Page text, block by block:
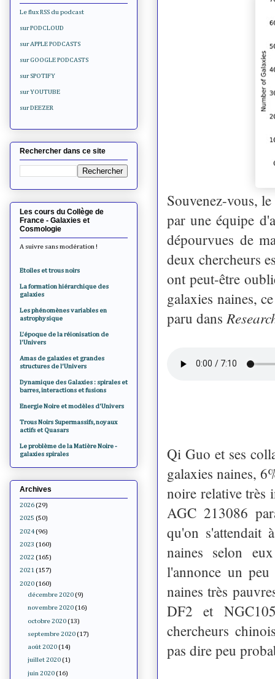
Souvenez-vous,
par une équipe
dépourvues de
deux chercheurs
ont peut-être
galaxies naines,
paru dans
Qi Guo et ses
galaxies naines,
noire relative très
AGC 213086
qu'on s'attendait
naines selon
l'annonce un peu
naines très
DF2 et
chercheurs
pas dire peu
Le flux RSS du podcast
sur PODCLOUD
sur APPLE PODCASTS
sur GOOGLE PODCASTS
sur SPOTIFY
sur YOUTUBE
sur DEEZER
Rechercher dans ce site
Les cours du Collège de
France - Galaxies et
Cosmologie
A suivre sans modération !
Etoiles et trous noirs
La formation hiérarchique des
galaxies
Les phénomènes variables en
astrophysique
L'époque de la réionisation de
l'Univers
Amas de galaxies et grandes
structures de l'Univers
Dynamique des Galaxies : spirales et
barres, interactions et fusions
Energie Noire et modèles d'Univers
Trous Noirs Supermassifs, noyaux
actifs et Quasars
Le problème de la Matière Noire -
galaxies spirales
Archives
2026 (29)
2025 (50)
2024 (96)
2023 (160)
2022 (165)
2021 (157)
2020 (160)
décembre 2020 (9)
novembre 2020 (16)
octobre 2020 (13)
septembre 2020 (17)
août 2020 (14)
juillet 2020 (1)
juin 2020 (16)